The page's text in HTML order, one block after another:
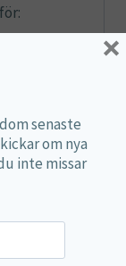
senaste
om nya
inte missar
×